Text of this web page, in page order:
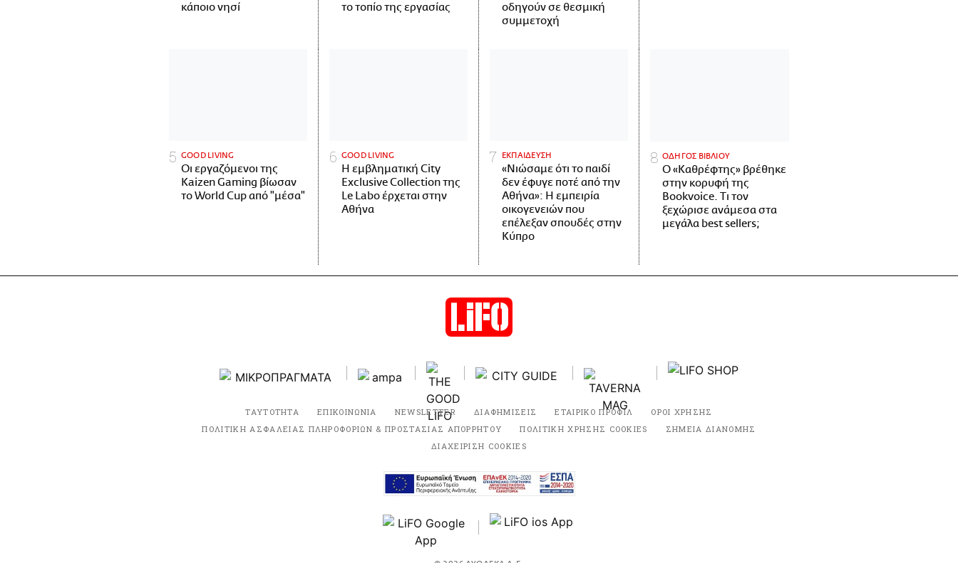
κάποιο νησί
το τοπίο της εργασίας
οδηγούν σε θεσμική
συμμετοχή
GOOD LIVING
Οι εργαζόμενοι της
Kaizen Gaming βίωσαν
το World Cup από "μέσα"
GOOD LIVING
Η εμβληματική City
Exclusive Collection της
Le Labo έρχεται στην
Αθήνα
ΕΚΠΑΙΔΕΥΣΗ
«Νιώσαμε ότι το παιδί
δεν έφυγε ποτέ από την
Αθήνα»: Η εμπειρία
οικογενειών που
επέλεξαν σπουδές στην
Κύπρο
ΟΔΗΓΟΣ ΒΙΒΛΙΟΥ
Ο «Καθρέφτης» βρέθηκε
στην κορυφή της
Bookvoice. Τι τον
ξεχώρισε ανάμεσα στα
μεγάλα best sellers;
ΤΑΥΤΟΤΗΤΑ ΕΠΙΚΟΙΝΩΝΙΑ NEWSLETTER ΔΙΑΦΗΜΙΣΕΙΣ ΕΤΑΙΡΙΚΟ ΠΡΟΦΙΛ
ΟΡΟΙ ΧΡΗΣΗΣ
ΠΟΛΙΤΙΚΗ ΑΣΦΑΛΕΙΑΣ ΠΛΗΡΟΦΟΡΙΩΝ & ΠΡΟΣΤΑΣΙΑΣ ΑΠΟΡΡΗΤΟΥ
ΠΟΛΙΤΙΚΗ ΧΡΗΣΗΣ COOKIES
ΣΗΜΕΙΑ ΔΙΑΝΟΜΗΣ
ΔΙΑΧΕΙΡΙΣΗ COOKIES